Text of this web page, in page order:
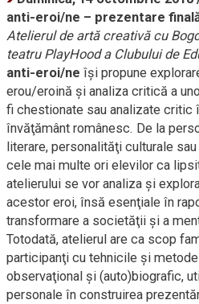
anti-eroi/ne – prezentare
Atelierul de artă creativă cu
teatru PlayHood a Clubului de
anti-eroi/ne îşi propune
erou/eroină şi analiza critică a
fi chestionate sau analizate critic
învăţământ românesc. De la
literare, personalităţi culturale
cele mai multe ori elevilor ca
atelierului se vor analiza şi
acestor eroi, însă esenţiale în
transformare a societăţii şi a
Totodată, atelierul are ca scop
participanţi cu tehnicile şi
observaţional şi (auto)biografic,
personale în construirea